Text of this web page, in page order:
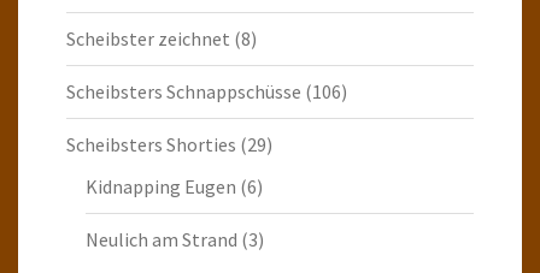
Scheibster zeichnet (8)
Scheibsters Schnappschüsse (106)
Scheibsters Shorties (29)
Kidnapping Eugen (6)
Neulich am Strand (3)